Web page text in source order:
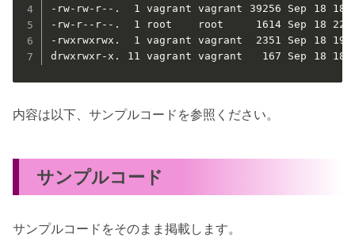
-rw-rw-r--.  1 vagrant vagrant 39256 Sep 18
-rw-r--r--.  1 root    root     1614 Sep 18 22:59
-rwxrwxrwx.  1 vagrant vagrant  2351 Sep 18
drwxrwxr-x. 11 vagrant vagrant   167 Sep 18
内容は以下、サンプルコードを参照ください。
サンプルコード
サンプルコードをそのまま掲載します。